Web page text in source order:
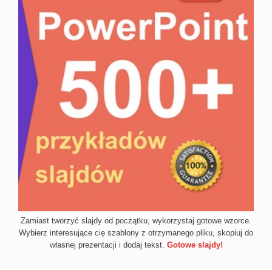
Zamiast tworzyć slajdy od początku, wykorzystaj gotowe wzorce.
Wybierz interesujące cię szablony z otrzymanego pliku, skopiuj do
własnej prezentacji i dodaj tekst. Gotowe slajdy!